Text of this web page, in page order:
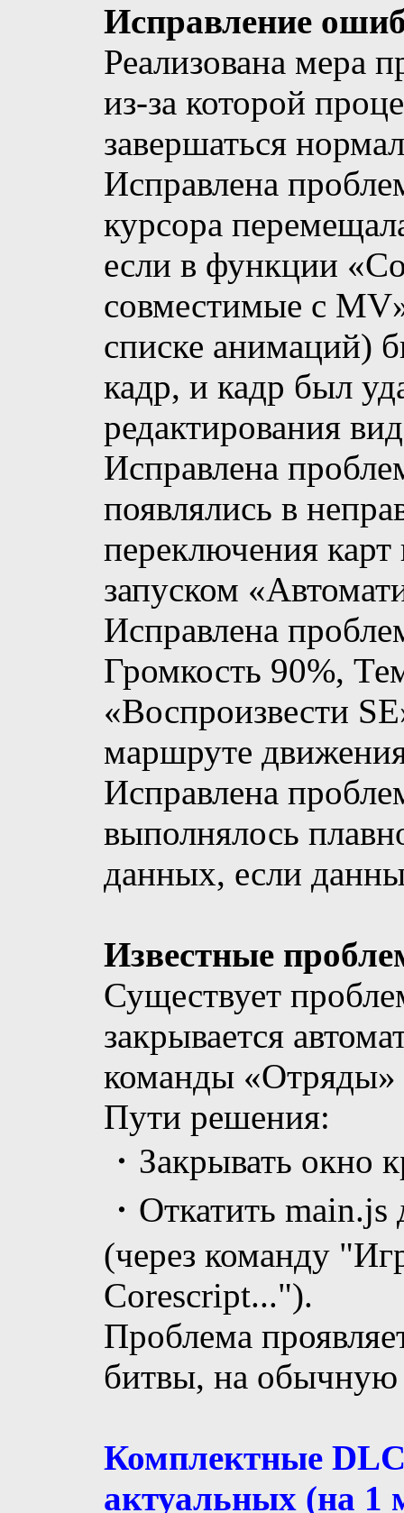
Исправление
Реализована мера
из-за которой
завершаться
Исправлена
курсора
если в функции
совместимые с
списке анимаций)
кадр, и кадр был
редактирования
Исправлена
появлялись в
переключения карт
запуском
Исправлена
Громкость 90%,
«Воспроизвести
маршруте
Исправлена
выполнялось
данных, если
Известные
Существует
закрывается
команды «Отряды»
Пути решения:
・Закрывать окно
・Откатить
(через команду
Corescript...").
Проблема
битвы, на обычную
Комплектные
актуальных (на 1